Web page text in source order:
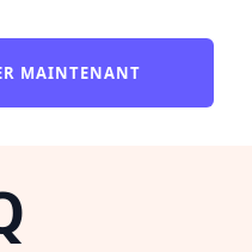
MAINTENANT